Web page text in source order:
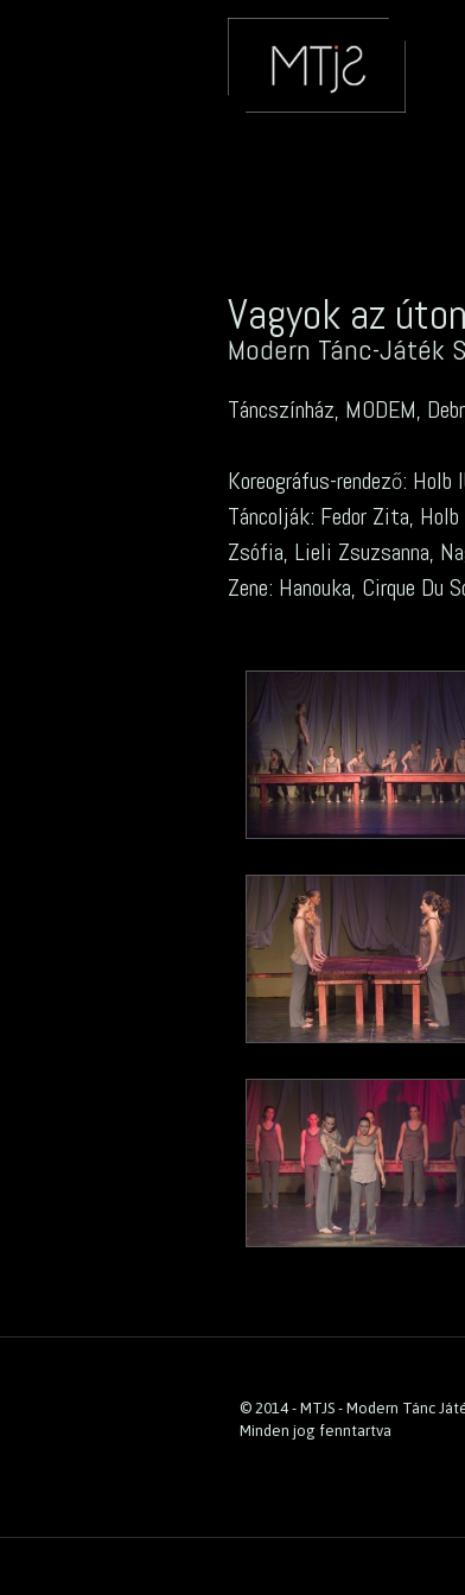
Vagyok az
Modern Tánc-Játék
Táncszínház, MODEM,
Koreográfus-rendező: Holb
Táncolják: Fedor Zita,
Zsófia, Lieli Zsuzsanna,
Zene: Hanouka, Cirque Du
© 2014 - MTJS - Modern Tánc
Minden jog fenntartva